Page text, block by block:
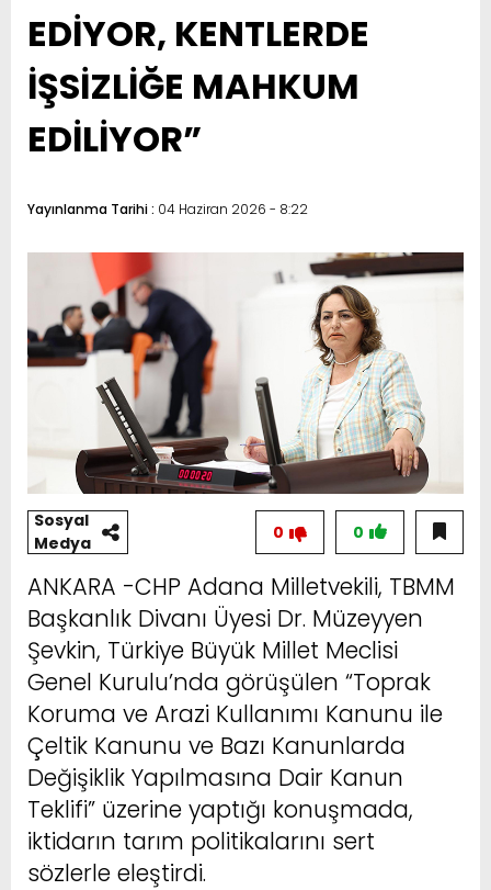
EDİYOR, KENTLERDE
İŞSİZLİĞE MAHKUM
EDİLİYOR”
Yayınlanma Tarihi : 04 Haziran 2026 - 8:22
Sosyal
Medya
0
0
ANKARA -CHP Adana Milletvekili, TBMM
Başkanlık Divanı Üyesi Dr. Müzeyyen
Şevkin, Türkiye Büyük Millet Meclisi
Genel Kurulu’nda görüşülen “Toprak
Koruma ve Arazi Kullanımı Kanunu ile
Çeltik Kanunu ve Bazı Kanunlarda
Değişiklik Yapılmasına Dair Kanun
Teklifi” üzerine yaptığı konuşmada,
iktidarın tarım politikalarını sert
sözlerle eleştirdi.